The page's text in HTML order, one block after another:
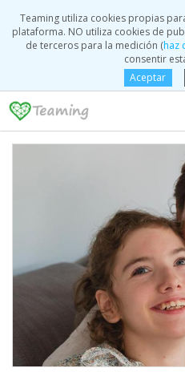
Teaming utiliza cookies propias
plataforma. NO utiliza cookies de
de terceros para la medición (haz
consentir
Aceptar